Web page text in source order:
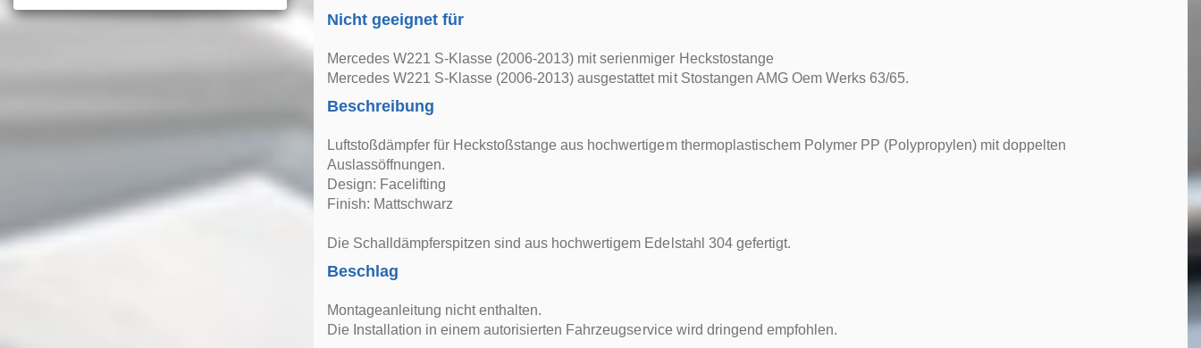
Nicht geeignet für
Mercedes W221 S-Klasse (2006-2013) mit serienmiger Heckstostange
Mercedes W221 S-Klasse (2006-2013) ausgestattet mit Stostangen AMG Oem Werks 63/65.
Beschreibung
Luftstoßdämpfer für Heckstoßstange aus hochwertigem thermoplastischem Polymer PP (Polypropylen) mit doppelten
Auslassöffnungen.
Design: Facelifting
Finish: Mattschwarz
Die Schalldämpferspitzen sind aus hochwertigem Edelstahl 304 gefertigt.
Beschlag
Montageanleitung nicht enthalten.
Die Installation in einem autorisierten Fahrzeugservice wird dringend empfohlen.